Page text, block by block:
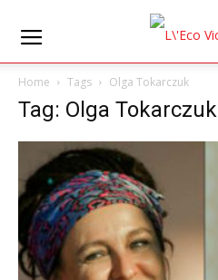
Home Tags Olga Tokarczuk
Tag: Olga Tokarczuk